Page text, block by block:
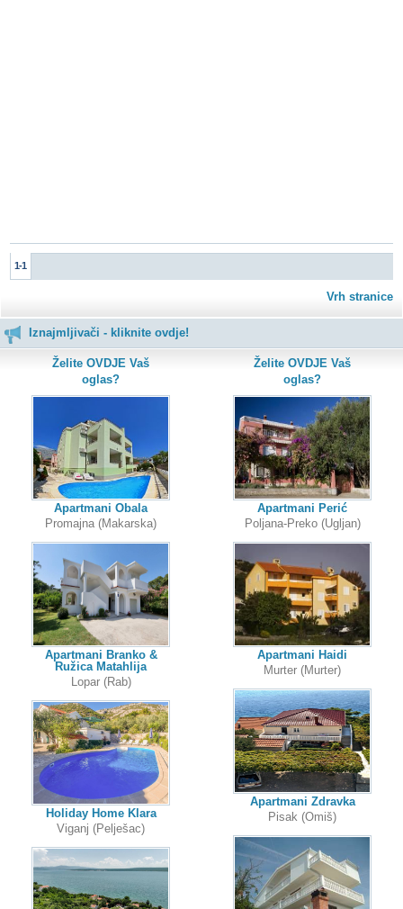
1-1
Vrh stranice
Iznajmljivači - kliknite ovdje!
Želite OVDJE Vaš
oglas?
Apartmani Obala
Promajna (Makarska)
Apartmani Branko &
Ružica Matahlija
Lopar (Rab)
Holiday Home Klara
Viganj (Pelješac)
Želite OVDJE Vaš
oglas?
Apartmani Perić
Poljana-Preko (Ugljan)
Apartmani Haidi
Murter (Murter)
Apartmani Zdravka
Pisak (Omiš)